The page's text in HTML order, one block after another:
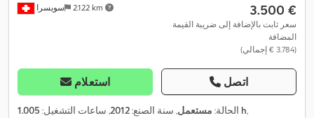
سويسرا 2.122 km ‏3.500 €
سعر ثابت بالإضافة إلى ضريبة القيمة
المضافة
(‏3.784 € إجمالي)
استعلام اتصل
الحالة: مستعمل, سنة الصنع:2012, ساعات التشغيل: 1.005 h,